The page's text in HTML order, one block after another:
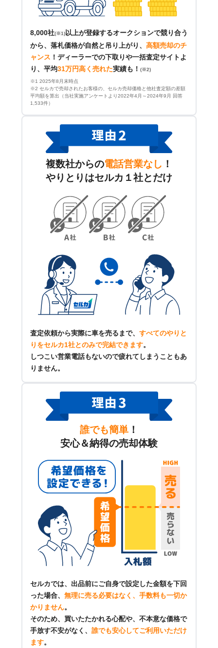
8,000社(※1) 以上が登録するオークションで競り合う
から、落札価格が自然と吊り上がり、 高額売却のチ
ャンス ！ ディーラーでの下取りや一括査定サイトよ
り、平均31万円高く売れた実績も！ (※2)
※1 2025年8月末時点
※2 セルカで売却されたお客様の、セルカ売却価格と他社査定額の差額
平均額を算出（当社実施アンケートより2022年4月～2024年9月 回答
1,533件）
複数社からの電話営業なし ！
やりとりはセルカ１社とだけ
査定依頼から実際に車を売るまで、 すべてのやりと
りをセルカ1社とのみで完結できます。
しつこい営業電話もないので疲れてしまうこともあ
りません。
誰でも簡単 ！
安心＆納得の売却体験
セルカでは、出品前にご自身で設定した金額を下回
った場合、 無理に売る必要はなく、手数料も一切か
かりません。
そのため、買いたたかれる心配や、不本意な価格で
手放す不安がなく、 誰でも安心してご利用いただけ
ます。